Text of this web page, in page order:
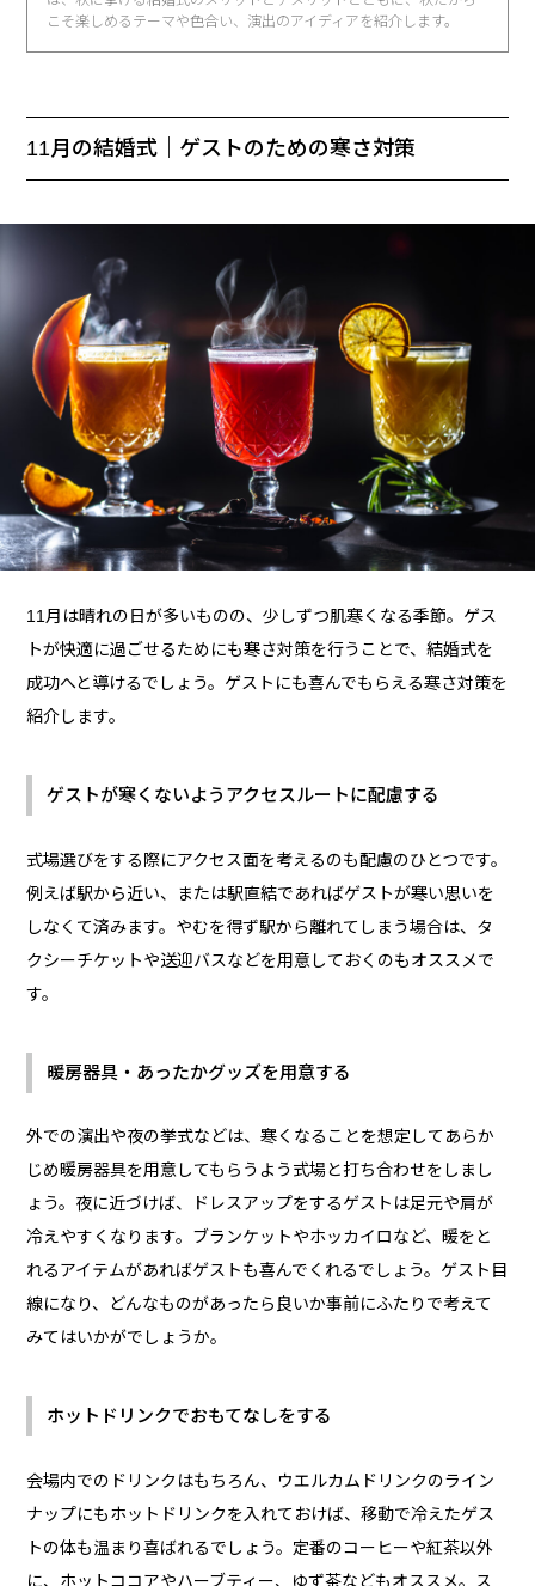
こそ楽しめるテーマや色合い、演出のアイディアを紹介します。
11月の結婚式｜ゲストのための寒さ対策
11月は晴れの日が多いものの、少しずつ肌寒くなる季節。ゲス
トが快適に過ごせるためにも寒さ対策を行うことで、結婚式を
成功へと導けるでしょう。ゲストにも喜んでもらえる寒さ対策を
紹介します。
ゲストが寒くないようアクセスルートに配慮する
式場選びをする際にアクセス面を考えるのも配慮のひとつです。
例えば駅から近い、または駅直結であればゲストが寒い思いを
しなくて済みます。やむを得ず駅から離れてしまう場合は、タ
クシーチケットや送迎バスなどを用意しておくのもオススメで
す。
暖房器具・あったかグッズを用意する
外での演出や夜の挙式などは、寒くなることを想定してあらか
じめ暖房器具を用意してもらうよう式場と打ち合わせをしまし
ょう。夜に近づけば、ドレスアップをするゲストは足元や肩が
冷えやすくなります。ブランケットやホッカイロなど、暖をと
れるアイテムがあればゲストも喜んでくれるでしょう。ゲスト目
線になり、どんなものがあったら良いか事前にふたりで考えて
みてはいかがでしょうか。
ホットドリンクでおもてなしをする
会場内でのドリンクはもちろん、ウエルカムドリンクのライン
ナップにもホットドリンクを入れておけば、移動で冷えたゲス
トの体も温まり喜ばれるでしょう。定番のコーヒーや紅茶以外
に、ホットココアやハーブティー、ゆず茶などもオススメ。ス